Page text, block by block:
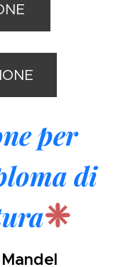
per
di
❈
Mandel